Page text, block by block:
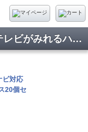
プロ用トヨタ純正ナビ対応 テレビがみれるハーネス20個セット